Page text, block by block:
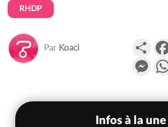
RHDP
Par Koaci
Infos à la une